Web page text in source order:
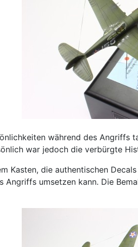
während des
war jedoch die verbürgte
Kasten, die authentischen
Angriffs umsetzen kann. Die